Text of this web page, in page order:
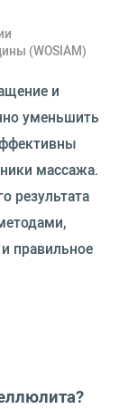
(WOSIAM)
и
уменьшить
массажа.
результата
правильное